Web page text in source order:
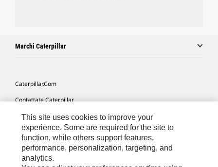
Marchi Caterpillar
Caterpillar.com
Contattate Caterpillar
Le Mie Preferenze Di Marketing
Mappa Del Sito
Cookie Settings
Informazioni Legali
This site uses cookies to improve your
experience. Some are required for the site to
function, while others support features,
performance, personalization, targeting, and
analytics.